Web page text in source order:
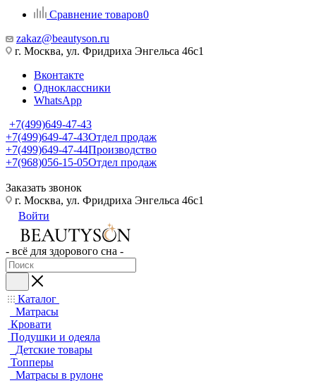
Сравнение товаров0
zakaz@beautyson.ru
г. Москва, ул. Фридриха Энгельса 46с1
Вконтакте
Одноклассники
WhatsApp
+7(499)649-47-43
+7(499)649-47-43Отдел продаж
+7(499)649-47-44Производство
+7(968)056-15-05Отдел продаж
Заказать звонок
г. Москва, ул. Фридриха Энгельса 46с1
Войти
- всё для здорового сна -
Каталог
Матрасы
Кровати
Подушки и одеяла
Детские товары
Топперы
Матрасы в рулоне